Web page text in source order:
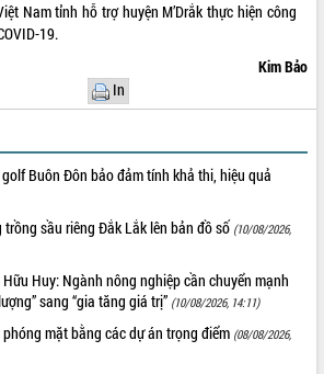
một “di
toàn cầu
hình thiết
đẩy
điểm
Yên
với bảo
tỉnh
nhìn
đường bộ
Nam tỉnh hỗ trợ huyện M’Drắk thực hiện công
19.
Kim Bảo
In
Buôn Đôn bảo đảm tính khả thi, hiệu quả
sầu riêng Đắk Lắk lên bản đồ số (10/08/2026,
Huy: Ngành nông nghiệp cần chuyển mạnh
sang “gia tăng giá trị” (10/08/2026, 14:11)
mặt bằng các dự án trọng điểm (08/08/2026,